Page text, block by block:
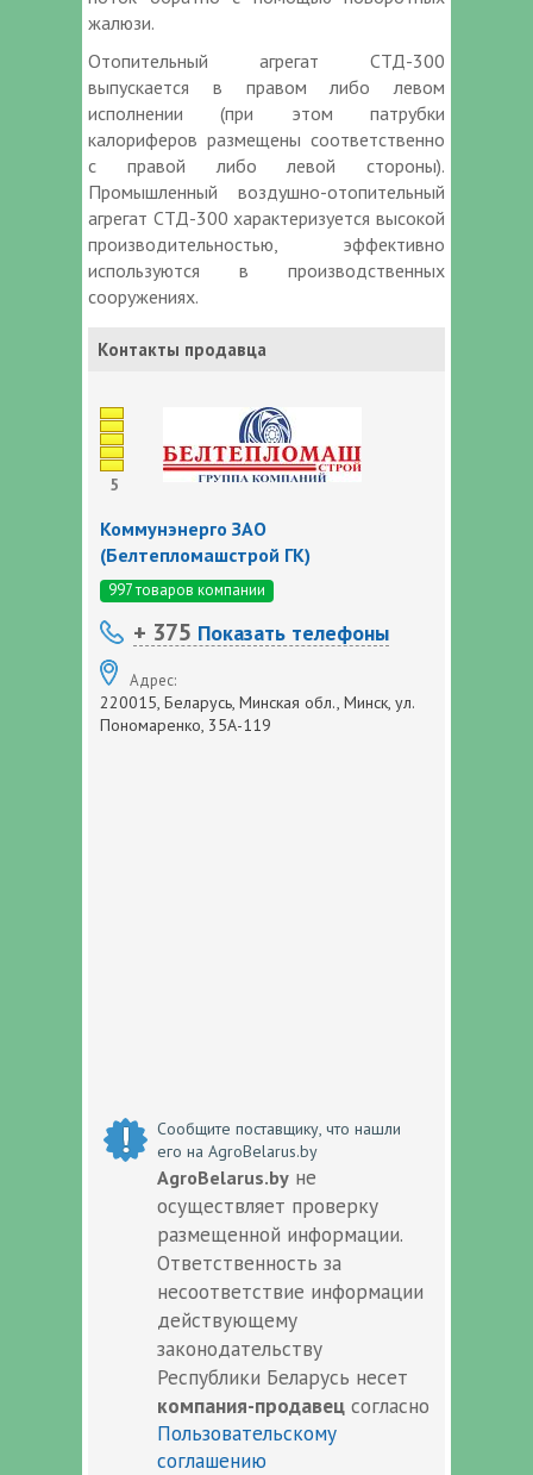
жалюзи.
Отопительный агрегат СТД-300
выпускается в правом либо левом
исполнении (при этом патрубки
калориферов размещены соответственно
с правой либо левой стороны).
Промышленный воздушно-отопительный
агрегат СТД-300 характеризуется высокой
производительностью, эффективно
используются в производственных
сооружениях.
Контакты продавца
5
Коммунэнерго ЗАО
(Белтепломашстрой ГК)
997 товаров компании
+ 375 Показать телефоны
Адрес:
220015, Беларусь, Минская обл., Минск, ул.
Пономаренко, 35А-119
Сообщите поставщику, что нашли
его на AgroBelarus.by
AgroBelarus.by не
осуществляет проверку
размещенной информации.
Ответственность за
несоответствие информации
действующему
законодательству
Республики Беларусь несет
компания-продавец согласно
Пользовательскому
соглашению